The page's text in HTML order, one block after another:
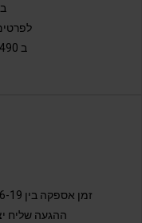
ב 0547174490 WhatsApp
ההגעה שליח